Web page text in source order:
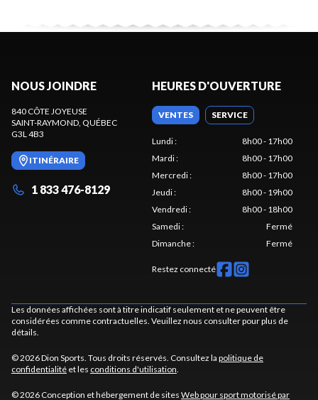
NOUS JOINDRE
840 CÔTE JOYEUSE
SAINT-RAYMOND, QUÉBEC
G3L 4B3
ITINÉRAIRE
1 833 476-8129
HEURES D'OUVERTURE
VENTES SERVICE
Lundi:
8h00 - 17h00
Mardi:
8h00 - 17h00
Mercredi:
8h00 - 17h00
Jeudi:
8h00 - 19h00
Vendredi:
8h00 - 18h00
Samedi:
Fermé
Dimanche: Fermé
Restez connecté
Les données affichées sont à titre indicatif seulement et ne peuvent être
considérées comme contractuelles. Veuillez nous consulter pour plus de
détails.
© 2026 Dion Sports. Tous droits réservés. Consultez la politique de
confidentialité et les conditions d'utilisation.
© 2026 Conception et hébergement de sites Web pour sport motorisé par